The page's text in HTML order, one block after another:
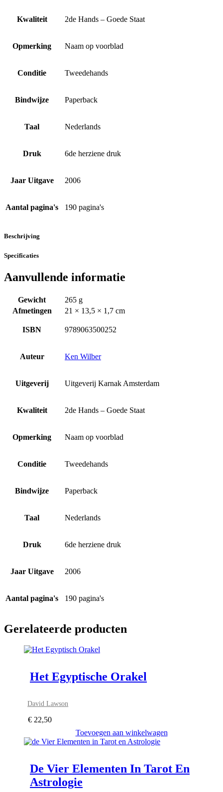
Kwaliteit 2de Hands – Goede Staat
Opmerking Naam op voorblad
Conditie Tweedehands
Bindwijze Paperback
Taal Nederlands
Druk 6de herziene druk
Jaar Uitgave 2006
Aantal pagina's 190 pagina's
Beschrijving
Specificaties
Aanvullende informatie
Gewicht
265 g
Afmetingen
21 × 13,5 × 1,7 cm
ISBN 9789063500252
Auteur Ken Wilber
Uitgeverij Uitgeverij Karnak Amsterdam
Kwaliteit 2de Hands – Goede Staat
Opmerking Naam op voorblad
Conditie Tweedehands
Bindwijze Paperback
Taal Nederlands
Druk 6de herziene druk
Jaar Uitgave 2006
Aantal pagina's 190 pagina's
Gerelateerde producten
Het Egyptische Orakel
David Lawson
€ 22,50
Toevoegen aan winkelwagen
De Vier Elementen In Tarot En
Astrologie